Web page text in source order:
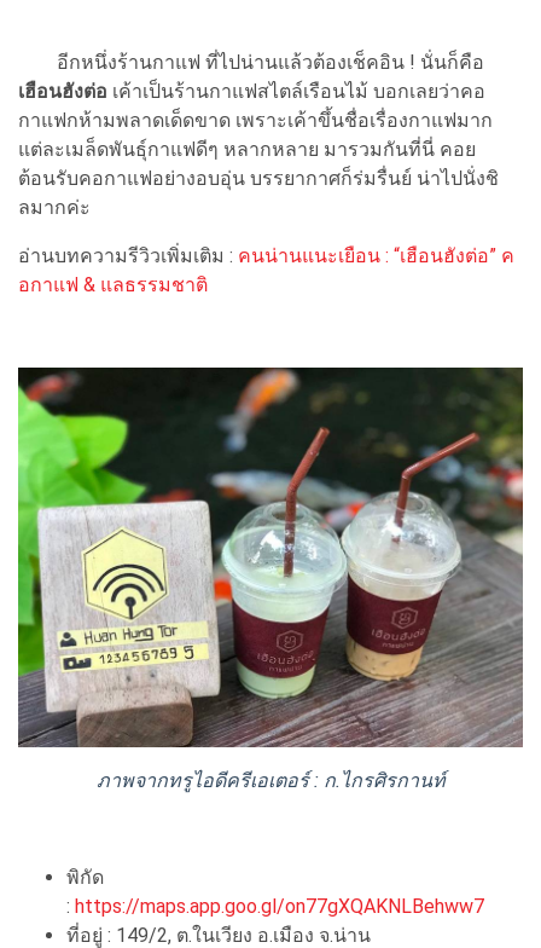
อีกหนึ่งร้านกาแฟ ที่ไปน่านแล้วต้องเช็คอิน ! นั่นก็คือ
เฮือนฮังต่อ เค้าเป็นร้านกาแฟสไตล์เรือนไม้ บอกเลยว่าคอ
กาแฟกห้ามพลาดเด็ดขาด เพราะเค้าขึ้นชื่อเรื่องกาแฟมาก
แต่ละเมล็ดพันธุ์กาแฟดีๆ หลากหลาย มารวมกันที่นี่ คอย
ต้อนรับคอกาแฟอย่างอบอุ่น บรรยากาศก็ร่มรื่นย์ น่าไปนั่งชิ
ลมากค่ะ
อ่านบทความรีวิวเพิ่มเติม : คนน่านแนะเยือน : “เฮือนฮังต่อ” ค
อกาแฟ & แลธรรมชาติ
ภาพจากทรูไอดีครีเอเตอร์ : ก.ไกรศิรกานท์
พิกัด
: https://maps.app.goo.gl/on77gXQAKNLBehww7
ที่อยู่ : 149/2, ต.ในเวียง อ.เมือง จ.น่าน